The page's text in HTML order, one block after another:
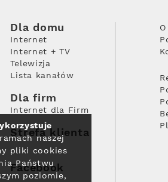
Dla domu
Internet
Internet + TV
Telewizja
Lista kanałów
Dla firm
Internet dla Firm
Strefa klienta
Facebook
naszej
pliki cookies
Państwu
poziomie,